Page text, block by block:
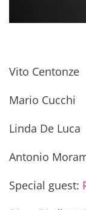
Vito Centonze
Mario Cucchi
Linda De Luca
Antonio
Special guest: